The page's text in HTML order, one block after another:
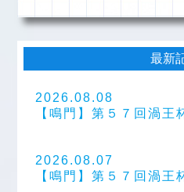
最新
2026.08.08
【鳴門】第５７回渦王
2026.08.07
【鳴門】第５７回渦王